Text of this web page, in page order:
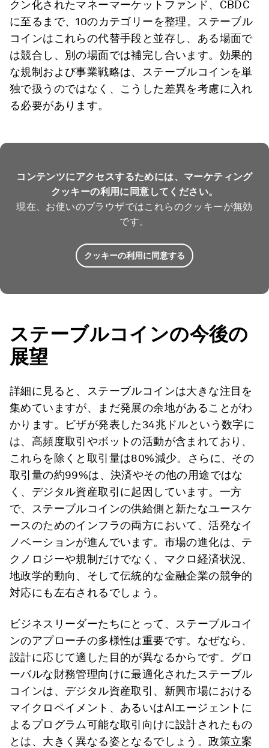
クン化されたマネーマーケットファンド、CBDC
に至るまで、10のカテゴリーを整理。ステーブル
コインはこれらの代替手段と並存し、ある場面で
は競合し、別の場面では補完し合います。効果的
な規制および事業戦略は、ステーブルコインを単
独で扱うのではなく、こうした差異を考慮に入れ
る必要があります。
コンテンツにアクセスするためには、マーケティング
クッキーの利用に同意してください。
現在、お使いのブラウザではこれらのクッキーが無効
です。
クッキーの利用に同意する
ステーブルコインの今後の
展望
詳細に見ると、ステーブルコインは大きな注目を
集めていますが、まだ発展の余地があることがわ
かります。ビザが発表した34兆ドルという数字に
は、高頻度取引やボットの活動が含まれており、
これらを除くと取引量は80%減少。さらに、その
取引量の約99%は、決済やその他の用途ではな
く、デジタル資産取引に起因しています。一方
で、ステーブルコインの供給側と新たなユースケ
ースのためのインフラの両方において、活発なイ
ノベーションが進んでいます。市場の進化は、テ
クノロジーや規制だけでなく、マクロ経済状況、
地政学的動向、そして伝統的な金融企業の競争的
対応にも左右されるでしょう。
ビジネスリーダーたちにとって、ステーブルコイ
ンのアプローチの多様性は重要です。なぜなら、
設計に応じて適した目的が異なるからです。グロ
ーバルな財務管理向けに最適化されたステーブル
コインは、デジタル資産取引、新興市場における
マイクロペイメント、あるいはAIエージェントに
よるプログラム可能な取引向けに設計されたもの
とは、大きく異なる姿となるでしょう。政策立案